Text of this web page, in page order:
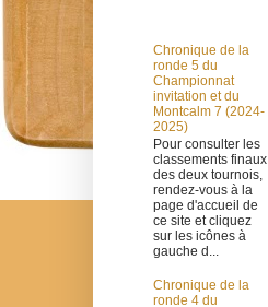
Chronique de la
ronde 5 du
Championnat
invitation et du
Montcalm 7 (2024-
2025)
Pour consulter les
classements finaux
des deux tournois,
rendez-vous à la
page d'accueil de
ce site et cliquez
sur les icônes à
gauche d...
Chronique de la
ronde 4 du